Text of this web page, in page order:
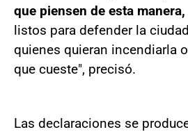
que piensen de esta manera,
listos para defender la
quienes quieran incendiarla
que cueste", precisó.
Las declaraciones se